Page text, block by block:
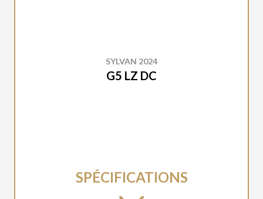
SYLVAN 2024
G5 LZ DC
SPÉCIFICATIONS